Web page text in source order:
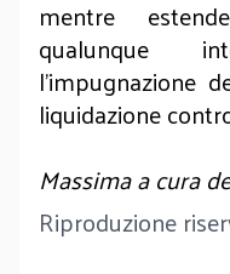
mentre
qualunque
l’impugnazione
liquidazione
Massima a cura
Riproduzione